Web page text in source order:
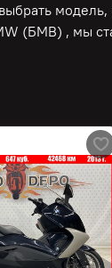
(БМВ) , мы